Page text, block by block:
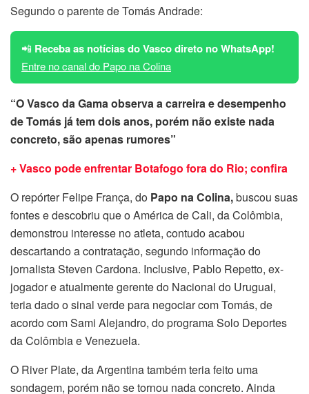
Segundo o parente de Tomás Andrade:
📲 Receba as notícias do Vasco direto no WhatsApp!
Entre no canal do Papo na Colina
“O Vasco da Gama observa a carreira e desempenho
de Tomás já tem dois anos, porém não existe nada
concreto, são apenas rumores”
+ Vasco pode enfrentar Botafogo fora do Rio; confira
O repórter Felipe França, do Papo na Colina,buscou suas
fontes e descobriu que o América de Cali, da Colômbia,
demonstrou interesse no atleta, contudo acabou
descartando a contratação, segundo informação do
jornalista Steven Cardona. Inclusive, Pablo Repetto, ex-
jogador e atualmente gerente do Nacional do Uruguai,
teria dado o sinal verde para negociar com Tomás, de
acordo com Sami Alejandro, do programa Solo Deportes
da Colômbia e Venezuela.
O River Plate, da Argentina também teria feito uma
sondagem, porém não se tornou nada concreto. Ainda